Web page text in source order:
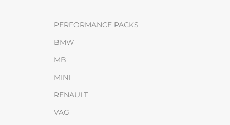
PERFORMANCE PACKS
BMW
MB
MINI
RENAULT
VAG